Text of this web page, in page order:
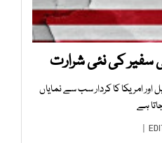
سفیر کی نئی شرارت
امریکا کا کردار سب سے نمایاں
ہے